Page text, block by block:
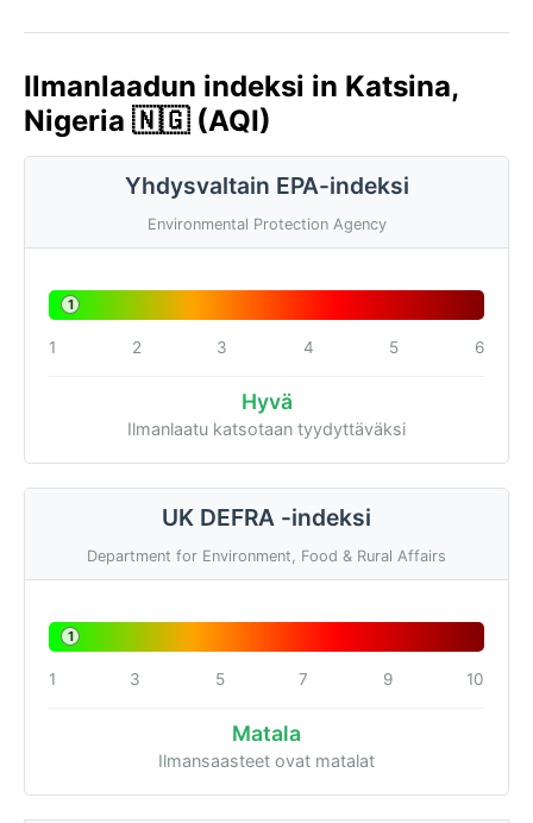
Ilmanlaadun indeksi in Katsina,
Nigeria 🇳🇬 (AQI)
Yhdysvaltain EPA-indeksi
Environmental Protection Agency
1
1 2 3 4 5 6
Hyvä
Ilmanlaatu katsotaan tyydyttäväksi
UK DEFRA -indeksi
Department for Environment, Food & Rural Affairs
1
1 3 5 7 9 10
Matala
Ilmansaasteet ovat matalat